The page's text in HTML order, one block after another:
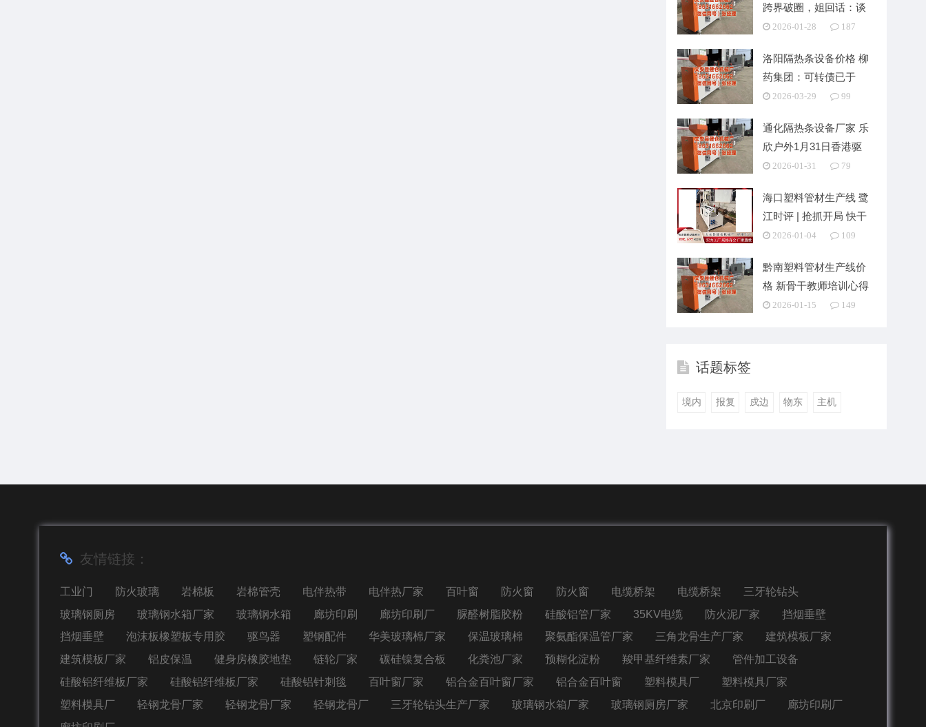
跨界破圈，姐回话：谈
阻且长，时期勤勉
2026-01-28 187
洛阳隔热条设备价格 柳
药集团：可转债已于
2026年1月完成到
2026-03-29 99
通化隔热条设备厂家 乐
欣户外1月31日香港驱
动招股 拟集资3
2026-01-31 79
海口塑料管材生产线 鹭
江时评 | 抢抓开局 快干
实干
2026-01-04 109
黔南塑料管材生产线价
格 新骨干教师培训心得
体会范文
2026-01-15 149
话题标签
境内 报复 戍边 物东 主机
友情链接：
工业门 防火玻璃 岩棉板 岩棉管壳 电伴热带 电伴热厂家 百叶窗 防火窗 防火窗 电缆桥架 电缆桥架
三牙轮钻头
玻璃钢厕房
玻璃钢水箱厂家 玻璃钢水箱 廊坊印刷 廊坊印刷厂 脲醛树脂胶粉 硅酸铝管厂家 35KV电缆 防火泥厂家
挡烟垂壁
挡烟垂壁
泡沫板橡塑板专用胶 驱鸟器 塑钢配件 华美玻璃棉厂家 保温玻璃棉 聚氨酯保温管厂家 三角龙骨生产厂家
建筑模板厂家
建筑模板厂家
铝皮保温 健身房橡胶地垫 链轮厂家 碳硅镍复合板 化粪池厂家 预糊化淀粉 羧甲基纤维素厂家
管件加工设备
硅酸铝纤维板厂家
硅酸铝纤维板厂家 硅酸铝针刺毯 百叶窗厂家 铝合金百叶窗厂家 铝合金百叶窗 塑料模具厂
塑料模具厂家
塑料模具厂
轻钢龙骨厂家 轻钢龙骨厂家 轻钢龙骨厂 三牙轮钻头生产厂家 玻璃钢水箱厂家 玻璃钢厕房厂家 北京印刷厂
廊坊印刷厂